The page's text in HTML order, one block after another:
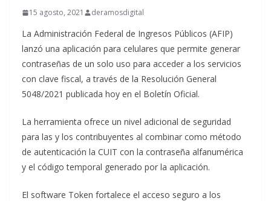
15 agosto, 2021 deramosdigital
La Administración Federal de Ingresos Públicos (AFIP)
lanzó una aplicación para celulares que permite generar
contraseñas de un solo uso para acceder a los servicios
con clave fiscal, a través de la Resolución General
5048/2021 publicada hoy en el Boletín Oficial.
La herramienta ofrece un nivel adicional de seguridad
para las y los contribuyentes al combinar como método
de autenticación la CUIT con la contraseña alfanumérica
y el código temporal generado por la aplicación.
El software Token fortalece el acceso seguro a los